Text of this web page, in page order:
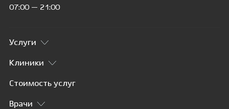
07:00 — 21:00
Услуги
Клиники
Стоимость услуг
Врачи